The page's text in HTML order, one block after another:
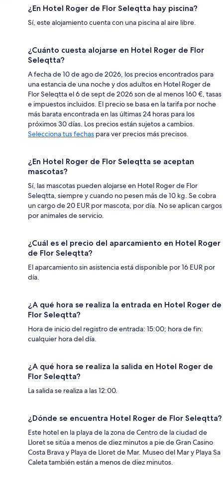
¿En Hotel Roger de Flor Seleqtta hay piscina?
Sí, este alojamiento cuenta con una piscina al aire libre.
¿Cuánto cuesta alojarse en Hotel Roger de Flor
Seleqtta?
A fecha de 10 de ago de 2026, los precios encontrados para
una estancia de una noche y dos adultos en Hotel Roger de
Flor Seleqtta el 6 de sept de 2026 son de al menos 160 €, tasas
e impuestos incluidos. El precio se basa en la tarifa por noche
más barata encontrada en las últimas 24 horas para los
próximos 30 días. Los precios están sujetos a cambios.
Selecciona tus fechas para ver precios más precisos.
¿En Hotel Roger de Flor Seleqtta se aceptan
mascotas?
Sí, las mascotas pueden alojarse en Hotel Roger de Flor
Seleqtta, siempre y cuando no pesen más de 10 kg. Se cobra
un cargo de 20 EUR por mascota, por día. No se aplican cargos
por animales de servicio.
¿Cuál es el precio del aparcamiento en Hotel Roger
de Flor Seleqtta?
El aparcamiento sin asistencia está disponible por 16 EUR por
día.
¿A qué hora se realiza la entrada en Hotel Roger de
Flor Seleqtta?
Hora de inicio del registro de entrada: 15:00; hora de fin:
cualquier hora del día.
¿A qué hora se realiza la salida en Hotel Roger de
Flor Seleqtta?
La salida se realiza a las 12:00.
¿Dónde se encuentra Hotel Roger de Flor Seleqtta?
Este hotel en la playa de la zona de Centro de la ciudad de
Lloret se sitúa a menos de diez minutos a pie de Gran Casino
Costa Brava y Playa de Lloret de Mar. Museo del Mar y Playa Sa
Caleta también están a menos de diez minutos.